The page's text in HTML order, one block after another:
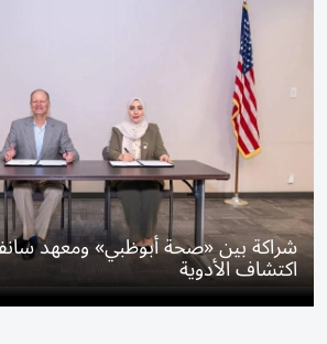
شراكة بين «صحة أبوظبي» ومعهد
اكتشاف الأدوية